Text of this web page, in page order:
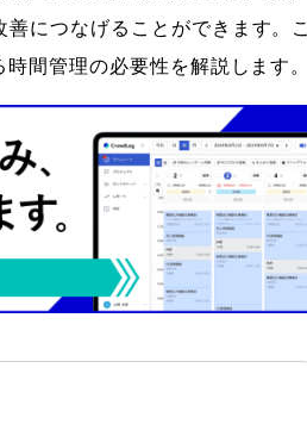
につなげることができます。こ
間管理の必要性を解説します。